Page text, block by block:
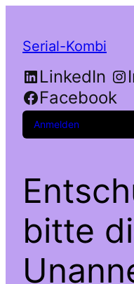
Serial-Kombi
LinkedIn
Facebook
Anmelden
bitte